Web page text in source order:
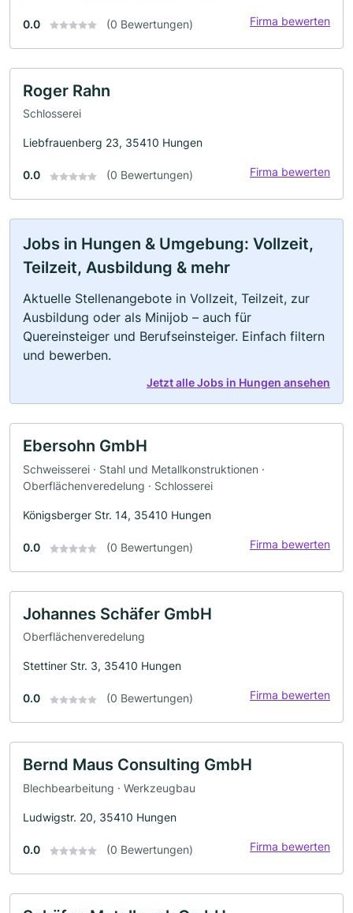
0.0 (0 Bewertungen) Firma bewerten
Roger Rahn
Schlosserei
Liebfrauenberg 23, 35410 Hungen
0.0 (0 Bewertungen) Firma bewerten
Jobs in Hungen & Umgebung: Vollzeit,
Teilzeit, Ausbildung & mehr
Aktuelle Stellenangebote in Vollzeit, Teilzeit, zur
Ausbildung oder als Minijob – auch für
Quereinsteiger und Berufseinsteiger. Einfach filtern
und bewerben.
Jetzt alle Jobs in Hungen ansehen
Ebersohn GmbH
Schweisserei · Stahl und Metallkonstruktionen ·
Oberflächenveredelung · Schlosserei
Königsberger Str. 14, 35410 Hungen
0.0 (0 Bewertungen) Firma bewerten
Johannes Schäfer GmbH
Oberflächenveredelung
Stettiner Str. 3, 35410 Hungen
0.0 (0 Bewertungen) Firma bewerten
Bernd Maus Consulting GmbH
Blechbearbeitung · Werkzeugbau
Ludwigstr. 20, 35410 Hungen
0.0 (0 Bewertungen) Firma bewerten